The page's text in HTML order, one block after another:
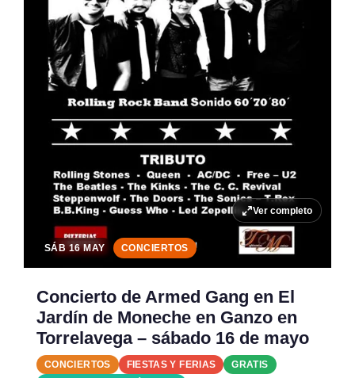
Ver completo
SÁB 16 MAY CONCIERTOS
Concierto de Armed Gang en El
Jardín de Moneche en Ganzo en
Torrelavega – sábado 16 de mayo
CONCIERTOS FIESTAS Y FERIAS
GRATIS